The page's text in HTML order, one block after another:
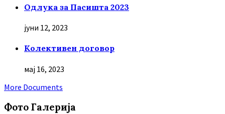
Oдлука за Пасишта 2023
јуни 12, 2023
Колективен договор
мај 16, 2023
More Documents
Фото Галерија